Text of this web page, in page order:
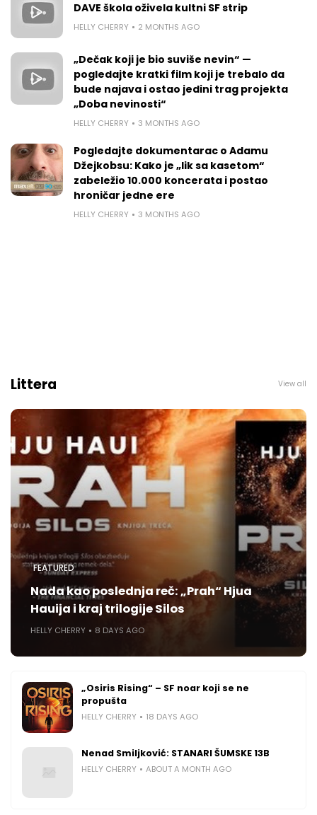
DAVE škola oživela kultni SF strip
HELLY CHERRY 2 MONTHS AGO
„Dečak koji je bio suviše nevin“ —
pogledajte kratki film koji je trebalo da
bude najava i ostao jedini trag projekta
„Doba nevinosti“
HELLY CHERRY 3 MONTHS AGO
Pogledajte dokumentarac o Adamu
Džejkobsu: Kako je „lik sa kasetom“
zabeležio 10.000 koncerata i postao
hroničar jedne ere
HELLY CHERRY 3 MONTHS AGO
Littera View all
FEATURED
Nada kao poslednja reč: „Prah“ Hjua
Hauija i kraj trilogije Silos
HELLY CHERRY 8 DAYS AGO
„Osiris Rising“ – SF noar koji se ne
propušta
HELLY CHERRY 18 DAYS AGO
Nenad Smiljković: STANARI ŠUMSKE 13B
HELLY CHERRY ABOUT A MONTH AGO